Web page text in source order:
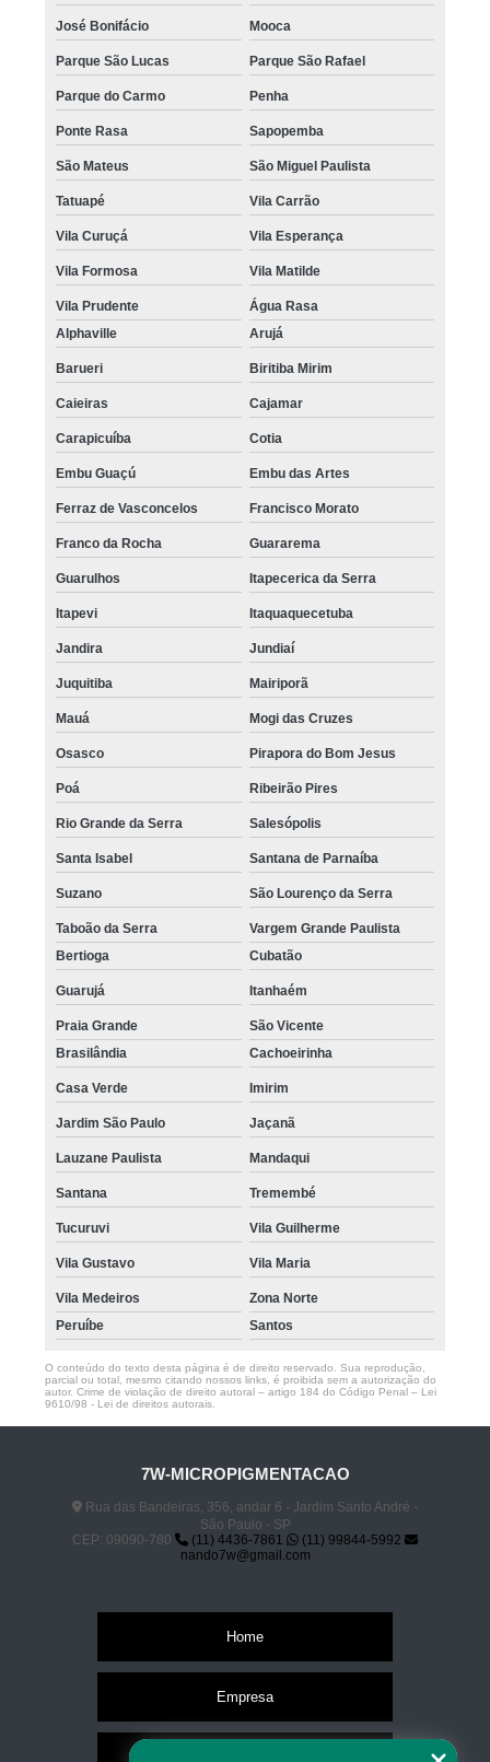
José Bonifácio Mooca
Parque São Lucas Parque São Rafael
Parque do Carmo Penha
Ponte Rasa Sapopemba
São Mateus São Miguel Paulista
Tatuapé Vila Carrão
Vila Curuçá Vila Esperança
Vila Formosa Vila Matilde
Vila Prudente
Água Rasa
Alphaville
Arujá
Barueri Biritiba Mirim
Caieiras Cajamar
Carapicuíba Cotia
Embu Guaçú Embu das Artes
Ferraz de Vasconcelos Francisco Morato
Franco da Rocha Guararema
Guarulhos Itapecerica da Serra
Itapevi Itaquaquecetuba
Jandira Jundiaí
Juquitiba Mairiporã
Mauá Mogi das Cruzes
Osasco Pirapora do Bom Jesus
Poá Ribeirão Pires
Rio Grande da Serra Salesópolis
Santa Isabel Santana de Parnaíba
Suzano São Lourenço da Serra
Taboão da Serra
Vargem Grande Paulista
Bertioga
Cubatão
Guarujá Itanhaém
Praia Grande
São Vicente
Brasilândia
Cachoeirinha
Casa Verde Imirim
Jardim São Paulo Jaçanã
Lauzane Paulista Mandaqui
Santana Tremembé
Tucuruvi Vila Guilherme
Vila Gustavo Vila Maria
Vila Medeiros
Zona Norte
Peruíbe
Santos
O conteúdo do texto desta página é de direito reservado. Sua reprodução,
parcial ou total, mesmo citando nossos links, é proibida sem a autorização do
autor. Crime de violação de direito autoral – artigo 184 do Código Penal – Lei
9610/98 - Lei de direitos autorais
7W-MICROPIGMENTACAO
Rua das Bandeiras, 356, andar 6 - Jardim Santo André -
São Paulo - SP
CEP: 09090-780
(11) 4436-7861
(11) 99844-5992
nando7w@gmail.com
Home
Empresa